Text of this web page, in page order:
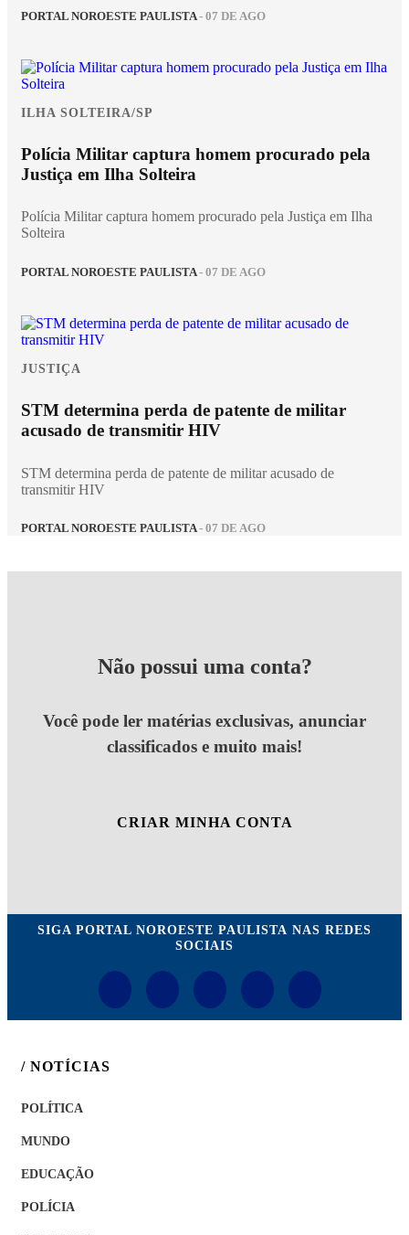
PORTAL NOROESTE PAULISTA- 07 DE AGO
ILHA SOLTEIRA/SP
Polícia Militar captura homem procurado pela
Justiça em Ilha Solteira
Polícia Militar captura homem procurado pela Justiça em Ilha
Solteira
PORTAL NOROESTE PAULISTA- 07 DE AGO
JUSTIÇA
STM determina perda de patente de militar
acusado de transmitir HIV
STM determina perda de patente de militar acusado de
transmitir HIV
PORTAL NOROESTE PAULISTA- 07 DE AGO
Não possui uma conta?
Você pode ler matérias exclusivas, anunciar
classificados e muito mais!
CRIAR MINHA CONTA
SIGA PORTAL NOROESTE PAULISTA NAS REDES
SOCIAIS
/ NOTÍCIAS
POLÍTICA
MUNDO
EDUCAÇÃO
POLÍCIA